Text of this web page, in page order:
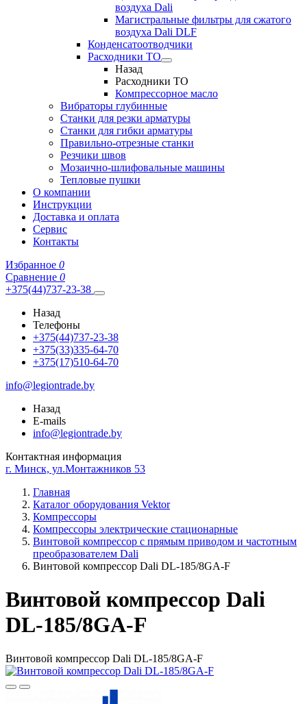
воздуха Dali
Магистральные фильтры для сжатого
воздуха Dali DLF
Конденсатоотводчики
Расходники ТО
Назад
Расходники ТО
Компрессорное масло
Вибраторы глубинные
Станки для резки арматуры
Станки для гибки арматуры
Правильно-отрезные станки
Резчики швов
Мозаично-шлифовальные машины
Тепловые пушки
О компании
Инструкции
Доставка и оплата
Сервис
Контакты
Избранное 0
Сравнение 0
+375(44)737-23-38
Назад
Телефоны
+375(44)737-23-38
+375(33)335-64-70
+375(17)510-64-70
info@legiontrade.by
Назад
E-mails
info@legiontrade.by
Контактная информация
г. Минск, ул.Монтажников 53
Главная
Каталог оборудования Vektor
Компрессоры
Компрессоры электрические стационарные
Винтовой компрессор с прямым приводом и частотным
преобразователем Dali
Винтовой компрессор Dali DL-185/8GA-F
Винтовой компрессор Dali
DL-185/8GA-F
Винтовой компрессор Dali DL-185/8GA-F